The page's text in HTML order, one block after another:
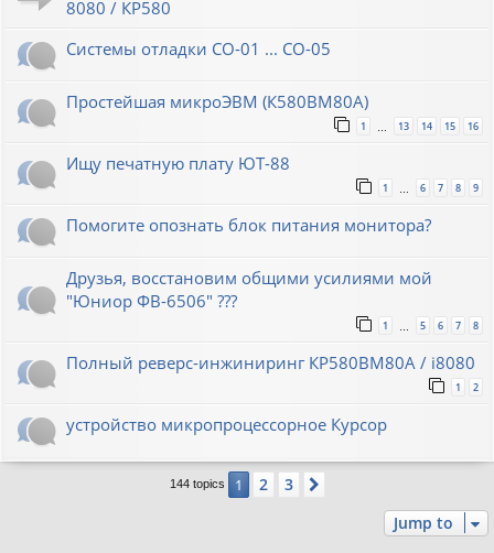
8080 / КР580
Системы отладки СО-01 ... СО-05
Простейшая микроЭВМ (К580ВМ80А)
1 13 14 15 16
Ищу печатную плату ЮТ-88
1 6 7 8 9
Помогите опознать блок питания монитора?
Друзья, восстановим общими усилиями мой
"Юниор ФВ-6506" ???
1 … 5 6 7 8
Полный реверс-инжиниринг КР580ВМ80А / i8080
1 2
устройство микропроцессорное Курсор
144 topics 1 2 3
Jump to